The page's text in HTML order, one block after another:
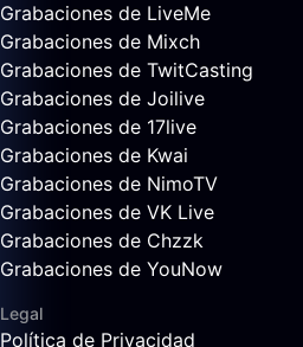
Grabaciones de LiveMe
Grabaciones de Mixch
Grabaciones de TwitCasting
Grabaciones de Joilive
Grabaciones de 17live
Grabaciones de Kwai
Grabaciones de NimoTV
Grabaciones de VK Live
Grabaciones de Chzzk
Grabaciones de YouNow
Legal
Política de Privacidad